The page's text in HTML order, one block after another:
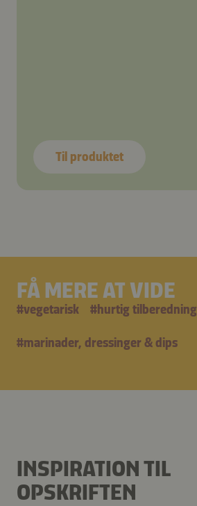
Til produktet
FÅ MERE AT VIDE
#vegetarisk #hurtig tilberedning
#marinader, dressinger & dips
INSPIRATION TIL
OPSKRIFTEN